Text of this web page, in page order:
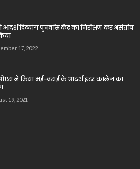
आदर्श दिव्यांग पुनर्वास केंद्र का निरीक्षण कर असंतोष
17, 2022
ने किया मई-बसई के आदर्श इंटर कालेज का
19, 2021